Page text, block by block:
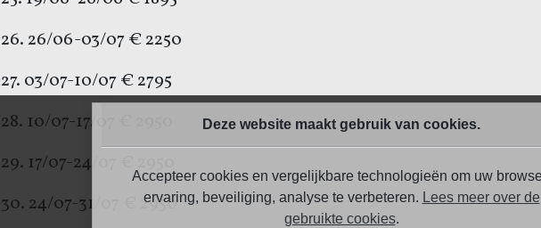
26. 26/06-03/07 € 2250
27. 03/07-10/07 € 2795
28. 10/07-17/07 € 2950
29. 17/07-24/07 € 2950
30. 24/07-31/07 € 2950
Deze website maakt gebruik van cookies.
Accepteer cookies en vergelijkbare technologieën om uw
ervaring, beveiliging, analyse te verbeteren. Lees meer over de
gebruikte cookies.